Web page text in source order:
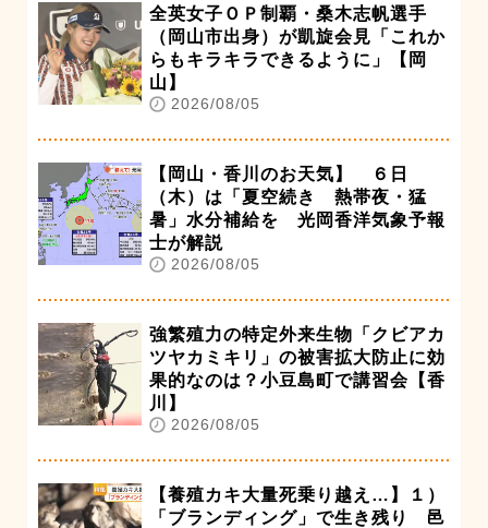
全英女子ＯＰ制覇・桑木志帆選手
（岡山市出身）が凱旋会見「これか
らもキラキラできるように」【岡
山】
2026/08/05
【岡山・香川のお天気】 ６日
（木）は「夏空続き 熱帯夜・猛
暑」水分補給を 光岡香洋気象予報
士が解説
2026/08/05
強繁殖力の特定外来生物「クビアカ
ツヤカミキリ」の被害拡大防止に効
果的なのは？小豆島町で講習会【香
川】
2026/08/05
【養殖カキ大量死乗り越え…】１）
「ブランディング」で生き残り 邑